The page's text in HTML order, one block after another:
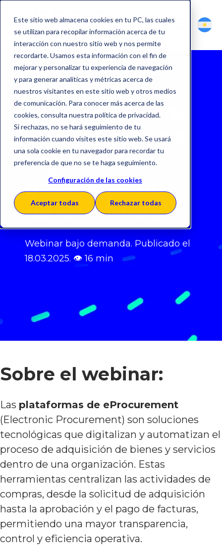
Este sitio web almacena cookies en tu PC, las cuales
se utilizan para recopilar información acerca de tu
interacción con nuestro sitio web y nos permite
recordarte. Usamos esta información con el fin de
mejorar y personalizar tu experiencia de navegación
y para generar analíticas y métricas acerca de
nuestros visitantes en este sitio web y otros medios
de comunicación. Para conocer más acerca de las
cookies, consulta nuestra política de privacidad.
Si rechazas, no se hará seguimiento de tu
información cuando visites este sitio web. Se usará
una sola cookie en tu navegador para recordar tu
preferencia de que no se te haga seguimiento.
Configuración de las cookies
Aceptar todas Rechazar todas
Plataformas de
eProcurement:
digitaliza la
planificación
de demanda
Webinar bajo demanda. Publicado el
18.03.2025. 👁16 min
Sobre el webinar:
Las plataformas de eProcurement
(Electronic Procurement) son soluciones
tecnológicas que digitalizan y automatizan el
proceso de adquisición de bienes y servicios
dentro de una organización. Estas
herramientas centralizan las actividades de
compras, desde la solicitud de adquisición
hasta la aprobación y el pago de facturas,
permitiendo una mayor transparencia,
control y eficiencia operativa.